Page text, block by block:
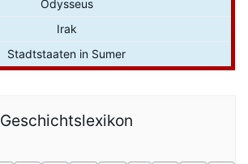
Odysseus
Irak
Stadtstaaten in Sumer
Geschichtslexikon